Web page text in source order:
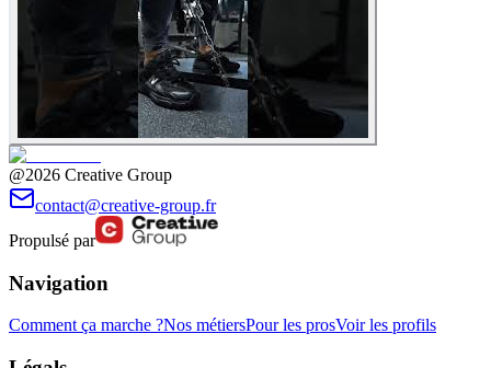
@2026 Creative Group
contact@creative-group.fr
Propulsé par
Navigation
Comment ça marche ?Nos métiersPour les prosVoir les profils